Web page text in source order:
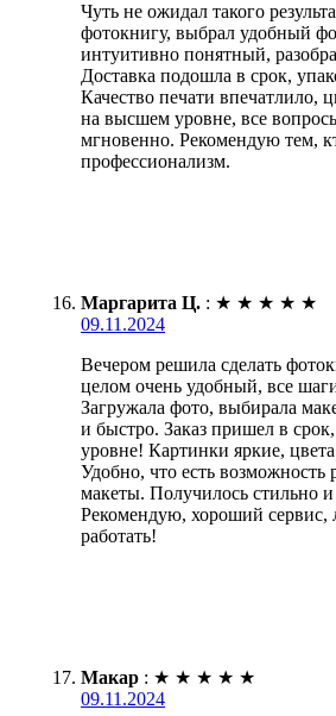
Чуть не ожидал такого
фотокнигу, выбрал удобный
интуитивно понятный,
Доставка подошла в срок,
Качество печати впечатлило,
на высшем уровне, все
мгновенно. Рекомендую тем,
профессионализм.
Маргарита Ц. : ★ ★ ★ ★ ★
09.11.2024
Вечером решила сделать
целом очень удобный, все
Загружала фото, выбирала
и быстро. Заказ пришел в
уровне! Картинки яркие,
Удобно, что есть возможность
макеты. Получилось стильно
Рекомендую, хороший сервис,
работать!
Макар : ★ ★ ★ ★ ★
09.11.2024